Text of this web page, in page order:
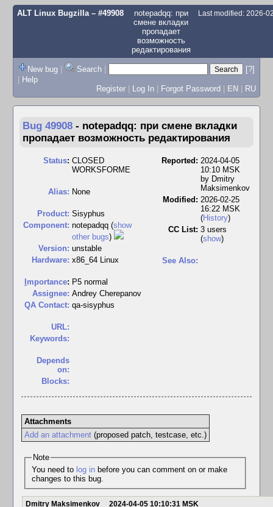
ALT Linux Bugzilla– #49908
notepadqq: при
смене вкладки
пропадает
возможность
редактирования
Last modified: 2026-
New bug | Search |
[?]
| Help
Register | Log In | Forgot Password | EN | RU
Bug 49908 - notepadqq: при смене вкладки
пропадает возможность редактирования
Status: CLOSED
WORKSFORME
Alias: None
Product: Sisyphus
Component: notepadqq (show
other bugs)
Version: unstable
Hardware: x86_64 Linux
mportance: P5 normal
Assignee: Andrey Cherepanov
QA Contact: qa-sisyphus
URL:
Keywords:
Depends
on:
Blocks:
Reported: 2024-04-05
10:10 MSK
by Dmitry
Maksimenkov
Modified: 2026-02-25
16:22 MSK
(History)
CC List: 3 users
(show)
See Also:
Attachments
Add an attachment(proposed patch, testcase, etc.)
Note
You need to log inbefore you can comment on or make
changes to this bug.
Dmitry Maksimenkov 2024-04-05 10:10:31 MSK